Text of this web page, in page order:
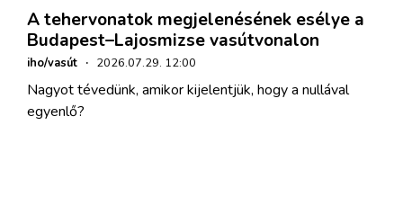
A tehervonatok megjelenésének esélye a
Budapest–Lajosmizse vasútvonalon
iho/vasút · 2026.07.29. 12:00
Nagyot tévedünk, amikor kijelentjük, hogy a nullával
egyenlő?